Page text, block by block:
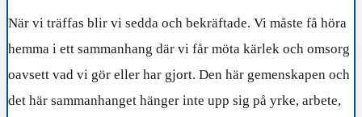
När vi träffas blir vi sedda och bekräftade. Vi måste få höra
hemma i ett sammanhang där vi får möta kärlek och omsorg
oavsett vad vi gör eller har gjort. Den här gemenskapen och
det här sammanhanget hänger inte upp sig på yrke, arbete,